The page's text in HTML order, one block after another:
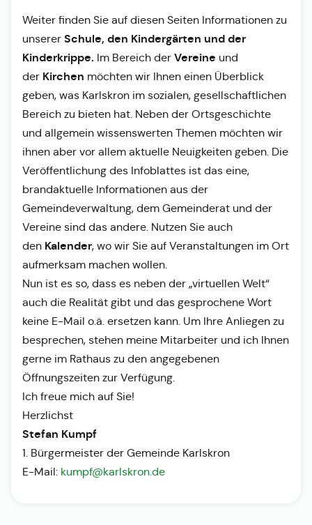
Weiter finden Sie auf diesen Seiten Informationen zu
unserer Schule, den Kindergärten und der
Kinderkrippe. Im Bereich der Vereine und
der Kirchen möchten wir Ihnen einen Überblick
geben, was Karlskron im sozialen, gesellschaftlichen
Bereich zu bieten hat. Neben der Ortsgeschichte
und allgemein wissenswerten Themen möchten wir
ihnen aber vor allem aktuelle Neuigkeiten geben. Die
Veröffentlichung des Infoblattes ist das eine,
brandaktuelle Informationen aus der
Gemeindeverwaltung, dem Gemeinderat und der
Vereine sind das andere. Nutzen Sie auch
den Kalender, wo wir Sie auf Veranstaltungen im Ort
aufmerksam machen wollen.
Nun ist es so, dass es neben der „virtuellen Welt“
auch die Realität gibt und das gesprochene Wort
keine E-Mail o.ä. ersetzen kann. Um Ihre Anliegen zu
besprechen, stehen meine Mitarbeiter und ich Ihnen
gerne im Rathaus zu den angegebenen
Öffnungszeiten zur Verfügung.
Ich freue mich auf Sie!
Herzlichst
Stefan Kumpf
1. Bürgermeister der Gemeinde Karlskron
E-Mail: kumpf@karlskron.de